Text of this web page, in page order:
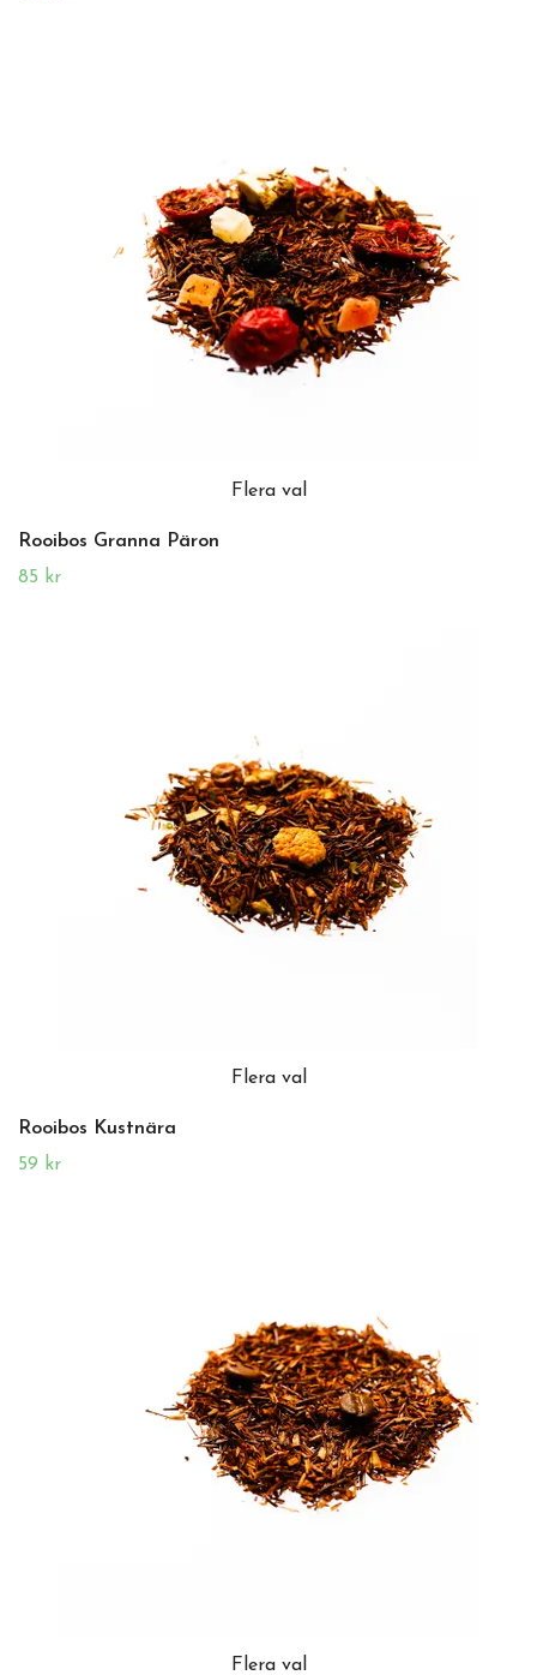
Flera val
Rooibos Granna Päron
85 kr
Flera val
Rooibos Kustnära
59 kr
Flera val